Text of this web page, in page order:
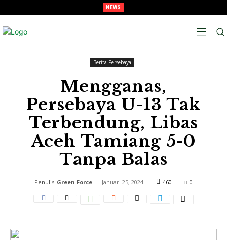
NEWS
Berita Persebaya
Mengganas,
Persebaya U-13 Tak
Terbendung, Libas
Aceh Tamiang 5-0
Tanpa Balas
Penulis Green Force - Januari 25, 2024 460 0